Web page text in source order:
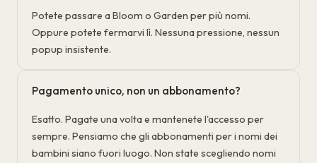
Potete passare a Bloom o Garden per più nomi.
Oppure potete fermarvi lì. Nessuna pressione, nessun
popup insistente.
Pagamento unico, non un abbonamento?
Esatto. Pagate una volta e mantenete l'accesso per
sempre. Pensiamo che gli abbonamenti per i nomi dei
bambini siano fuori luogo. Non state scegliendo nomi